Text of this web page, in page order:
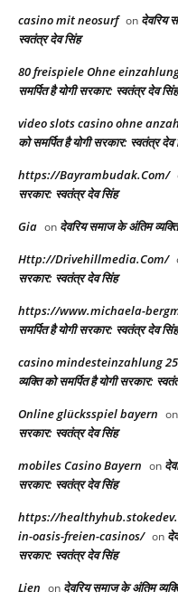
casino mit neosurf on देवरिय
स्वतंत्र देव सिंह
80 freispiele Ohne
समर्पित है योगी सरकार: स्वतंत्र देव सिंह
video slots casino ohne
को समर्पित है योगी सरकार: स्वतंत्र देव
https://Bayrambudak.Com/
सरकार: स्वतंत्र देव सिंह
Gia on देवरिय समाज के अंतिम
Http://Drivehillmedia.Com/
सरकार: स्वतंत्र देव सिंह
https://www.michaela-
समर्पित है योगी सरकार: स्वतंत्र देव सिंह
casino mindesteinzahlung
व्यक्ति को समर्पित है योगी सरकार:
Online glücksspiel bayern on
सरकार: स्वतंत्र देव सिंह
mobiles Casino Bayern on
सरकार: स्वतंत्र देव सिंह
https://
in-oasis-freien-casinos/ on
सरकार: स्वतंत्र देव सिंह
Lien on देवरिय समाज के अंतिम